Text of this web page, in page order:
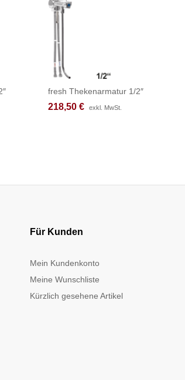
fresh Thekenarmatur 1/2″
218,50 € exkl. MwSt.
218,50 € exkl. MwSt.
Für Kunden
Mein Kundenkonto
Meine Wunschliste
Kürzlich gesehene Artikel